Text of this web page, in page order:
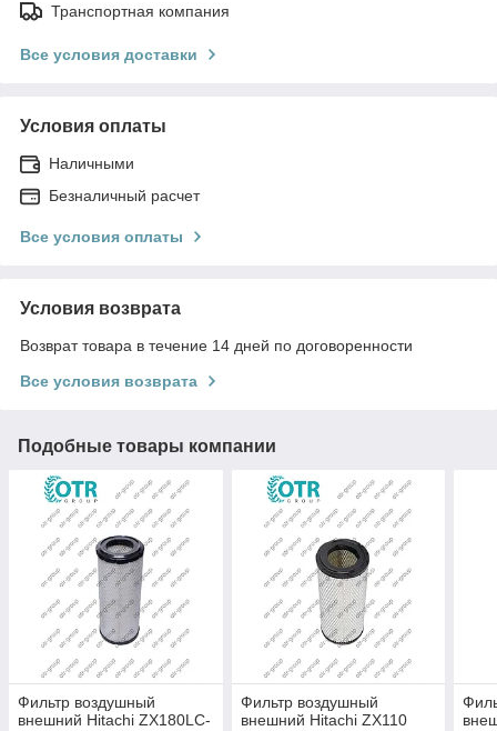
Транспортная компания
Все условия доставки
Условия оплаты
Наличными
Безналичный расчет
Все условия оплаты
Условия возврата
Возврат товара в течение 14 дней по договоренности
Все условия возврата
Подобные товары компании
Фильтр воздушный
внешний Hitachi ZX180LC-
Фильтр воздушный
внешний Hitachi ZX110